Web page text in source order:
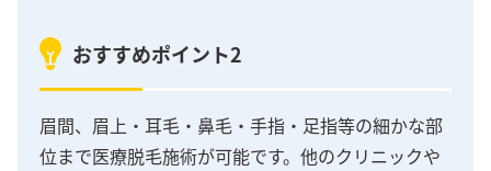
おすすめポイント2
眉間、眉上・耳毛・鼻毛・手指・足指等の細かな部
位まで医療脱毛施術が可能です。他のクリニックや